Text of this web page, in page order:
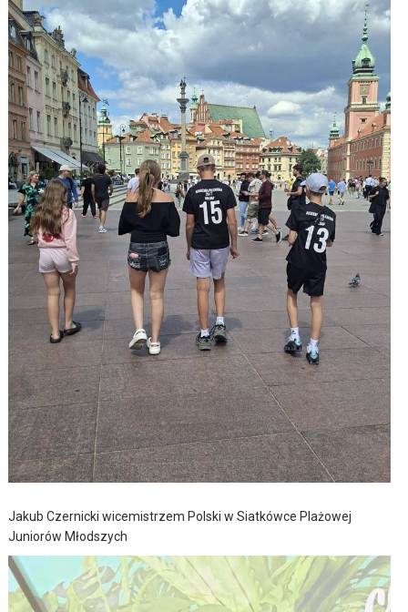
Jakub Czernicki wicemistrzem Polski w Siatkówce Plażowej
Juniorów Młodszych